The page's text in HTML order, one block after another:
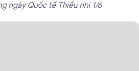
ngày Quốc tế Thiếu nhi 1/6